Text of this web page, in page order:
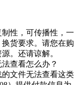
性，可传播性，一
货要求。请您在购
。还请谅解。
查看怎么办？
文件无法查看这类